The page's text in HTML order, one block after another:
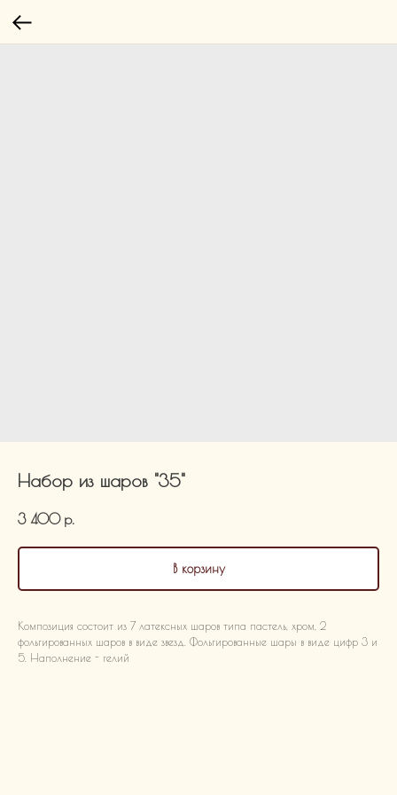
Набор из шаров "35"
3 400 р.
В корзину
Композиция состоит из 7 латексных шаров типа пастель, хром, 2
фольгированных шаров в виде звезд. Фольгированные шары в виде цифр 3 и
5. Наполнение - гелий